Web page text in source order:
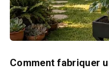
Comment fabriquer